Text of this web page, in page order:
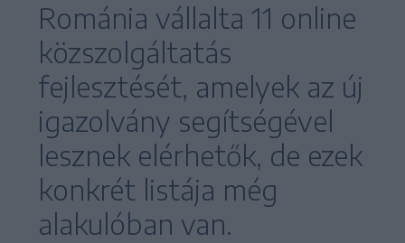
Románia vállalta 11 online
közszolgáltatás
fejlesztését, amelyek az új
igazolvány segítségével
lesznek elérhetők, de ezek
konkrét listája még
alakulóban van.